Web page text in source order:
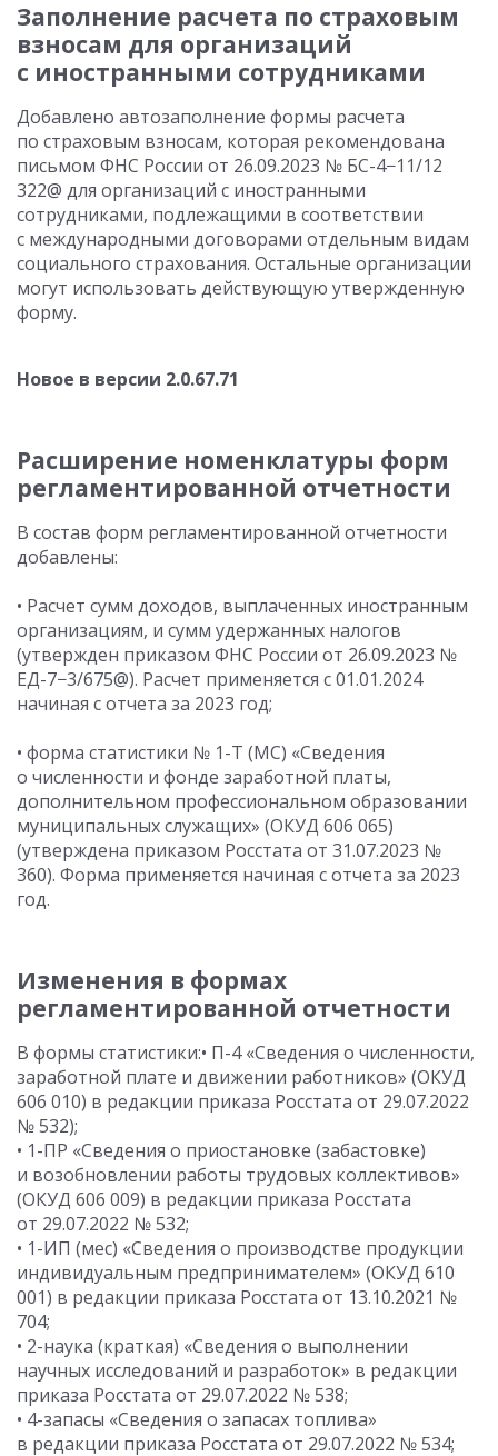
Заполнение расчета по страховым
взносам для организаций
с иностранными сотрудниками
Добавлено автозаполнение формы расчета
по страховым взносам, которая рекомендована
письмом ФНС России от 26.09.2023 № БС-4−11/12
322@ для организаций с иностранными
сотрудниками, подлежащими в соответствии
с международными договорами отдельным видам
социального страхования. Остальные организации
могут использовать действующую утвержденную
форму.
Новое в версии 2.0.67.71
Расширение номенклатуры форм
регламентированной отчетности
В состав форм регламентированной отчетности
добавлены:
• Расчет сумм доходов, выплаченных иностранным
организациям, и сумм удержанных налогов
(утвержден приказом ФНС России от 26.09.2023 №
ЕД-7−3/675@). Расчет применяется с 01.01.2024
начиная с отчета за 2023 год;
• форма статистики № 1-Т (МС) «Сведения
о численности и фонде заработной платы,
дополнительном профессиональном образовании
муниципальных служащих» (ОКУД 606 065)
(утверждена приказом Росстата от 31.07.2023 №
360). Форма применяется начиная с отчета за 2023
год.
Изменения в формах
регламентированной отчетности
В формы статистики:• П-4 «Сведения о численности,
заработной плате и движении работников» (ОКУД
606 010) в редакции приказа Росстата от 29.07.2022
№ 532);
• 1-ПР «Сведения о приостановке (забастовке)
и возобновлении работы трудовых коллективов»
(ОКУД 606 009) в редакции приказа Росстата
от 29.07.2022 № 532;
• 1-ИП (мес) «Сведения о производстве продукции
индивидуальным предпринимателем» (ОКУД 610
001) в редакции приказа Росстата от 13.10.2021 №
704;
• 2-наука (краткая) «Сведения о выполнении
научных исследований и разработок» в редакции
приказа Росстата от 29.07.2022 № 538;
• 4-запасы «Сведения о запасах топлива»
в редакции приказа Росстата от 29.07.2022 № 534;